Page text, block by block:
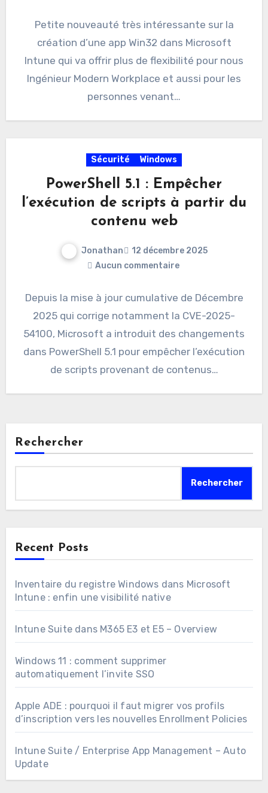
Petite nouveauté très intéressante sur la
création d’une app Win32 dans Microsoft
Intune qui va offrir plus de flexibilité pour nous
Ingénieur Modern Workplace et aussi pour les
personnes venant…
Sécurité Windows
PowerShell 5.1 : Empêcher
l’exécution de scripts à partir du
contenu web
Jonathan
12 décembre 2025
Aucun commentaire
Depuis la mise à jour cumulative de Décembre
2025 qui corrige notamment la CVE-2025-
54100, Microsoft a introduit des changements
dans PowerShell 5.1 pour empêcher l’exécution
de scripts provenant de contenus…
Rechercher
Rechercher
Recent Posts
Inventaire du registre Windows dans Microsoft
Intune : enfin une visibilité native
Intune Suite dans M365 E3 et E5 – Overview
Windows 11 : comment supprimer
automatiquement l’invite SSO
Apple ADE : pourquoi il faut migrer vos profils
d’inscription vers les nouvelles Enrollment Policies
Intune Suite / Enterprise App Management – Auto
Update